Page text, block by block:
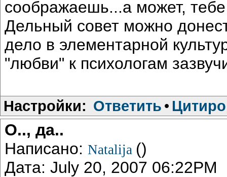
соображаешь...а может, тебе
Дельный совет можно
дело в элементарной
"любви" к психологам
Настройки: Ответить •
О.., да..
Написано: Natalija ()
Дата: July 20, 2007 06:22PM